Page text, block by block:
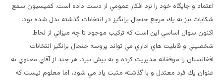
اعتماد و جايگاه خود را نزد افكار عمومي از دست داده است. كميسيون سمع
شكايات نيز به يك مرجع جنجال برانگيز در انتخابات گذشته بدل شده بود.
اكنون سوال اساسي اين است كه تركيب موجود تا چه ميزاني از لحاظ
شخصيتي و قابليت هاي اداري مي تواند پروسه جنجال برانگيز انتخابات
افغانستان را موفقانه مديريت كرده و به پيش ببرد. هر چند از آقاي معنوي به
عنوان يك فرد معتدل و با گذشته مثبت ياد مي شود، اما معلوم نيست كه